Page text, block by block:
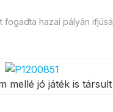
hazai pályán
mellé jó játék is társult